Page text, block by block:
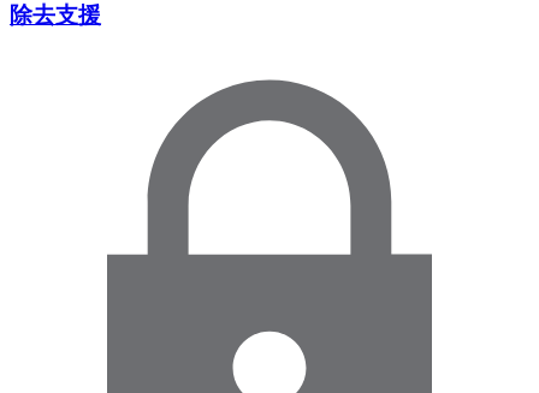
除去支援